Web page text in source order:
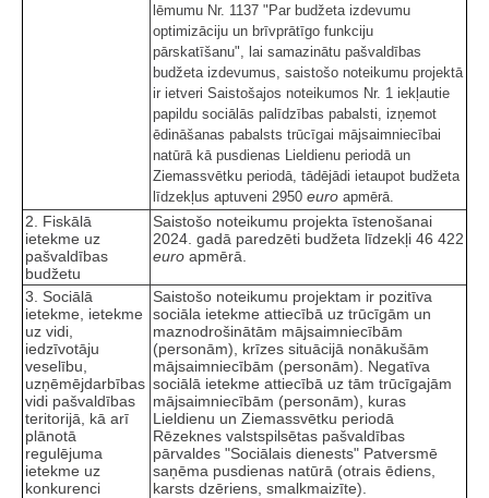
lēmumu Nr. 1137 "Par budžeta izdevumu
optimizāciju un brīvprātīgo funkciju
pārskatīšanu", lai samazinātu pašvaldības
budžeta izdevumus, saistošo noteikumu projektā
ir ietveri Saistošajos noteikumos Nr. 1 iekļautie
papildu sociālās palīdzības pabalsti, izņemot
ēdināšanas pabalsts trūcīgai mājsaimniecībai
natūrā kā pusdienas Lieldienu periodā un
Ziemassvētku periodā, tādējādi ietaupot budžeta
līdzekļus aptuveni 2950 euro apmērā.
2. Fiskālā
ietekme uz
pašvaldības
budžetu
Saistošo noteikumu projekta īstenošanai
2024. gadā paredzēti budžeta līdzekļi 46 422
euro apmērā.
3. Sociālā
ietekme, ietekme
uz vidi,
iedzīvotāju
veselību,
uzņēmējdarbības
vidi pašvaldības
teritorijā, kā arī
plānotā
regulējuma
ietekme uz
konkurenci
Saistošo noteikumu projektam ir pozitīva
sociāla ietekme attiecībā uz trūcīgām un
maznodrošinātām mājsaimniecībām
(personām), krīzes situācijā nonākušām
mājsaimniecībām (personām). Negatīva
sociālā ietekme attiecībā uz tām trūcīgajām
mājsaimniecībām (personām), kuras
Lieldienu un Ziemassvētku periodā
Rēzeknes valstspilsētas pašvaldības
pārvaldes "Sociālais dienests" Patversmē
saņēma pusdienas natūrā (otrais ēdiens,
karsts dzēriens, smalkmaizīte).